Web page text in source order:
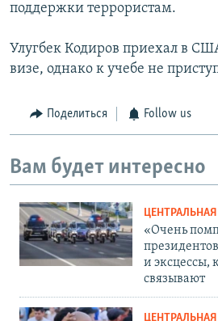
поддержки террористам.
Улугбек Кодиров приехал в
визе, однако к учебе не
Поделиться Follow us
Вам будет интересно
«Очень
и эксцессы,
связывают